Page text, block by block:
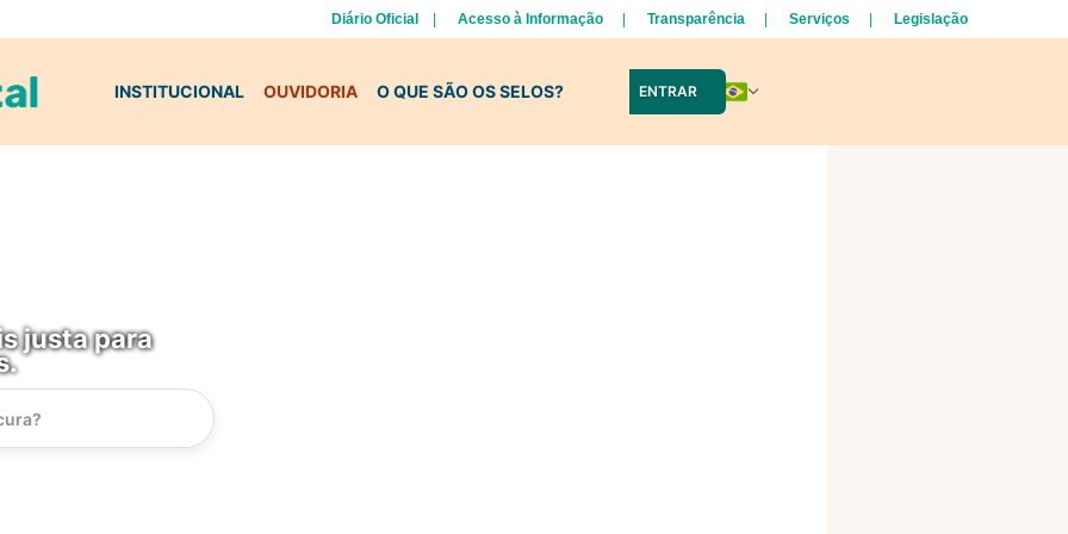
Diário Oficial Acesso à Informação Transparência Serviços Legislação
INSTITUCIONAL OUVIDORIA O QUE SÃO OS SELOS? ENTRAR
justa para